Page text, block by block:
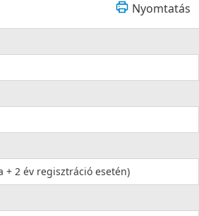
Nyomtatás
+ 2 év regisztráció esetén)